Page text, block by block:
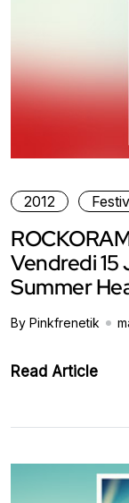
2012
Vendredi 15
Summer
By Pinkfrenetik
Read Article